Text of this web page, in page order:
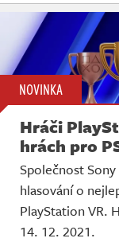
NOVINKA
Hráči
hrách pro
Společnost
hlasování o
PlayStation VR.
14. 12. 2021.